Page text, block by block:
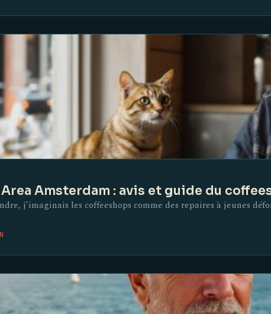
Amsterdam : avis et guide du
j’imaginais les coffeeshops comme des repaires à jeunes